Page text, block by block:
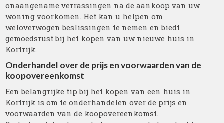
onaangename verrassingen na de aankoop van uw
woning voorkomen. Het kan u helpen om
weloverwogen beslissingen te nemen en biedt
gemoedsrust bij het kopen van uw nieuwe huis in
Kortrijk.
Onderhandel over de prijs en voorwaarden van de
koopovereenkomst
Een belangrijke tip bij het kopen van een huis in
Kortrijk is om te onderhandelen over de prijs en
voorwaarden van de koopovereenkomst.